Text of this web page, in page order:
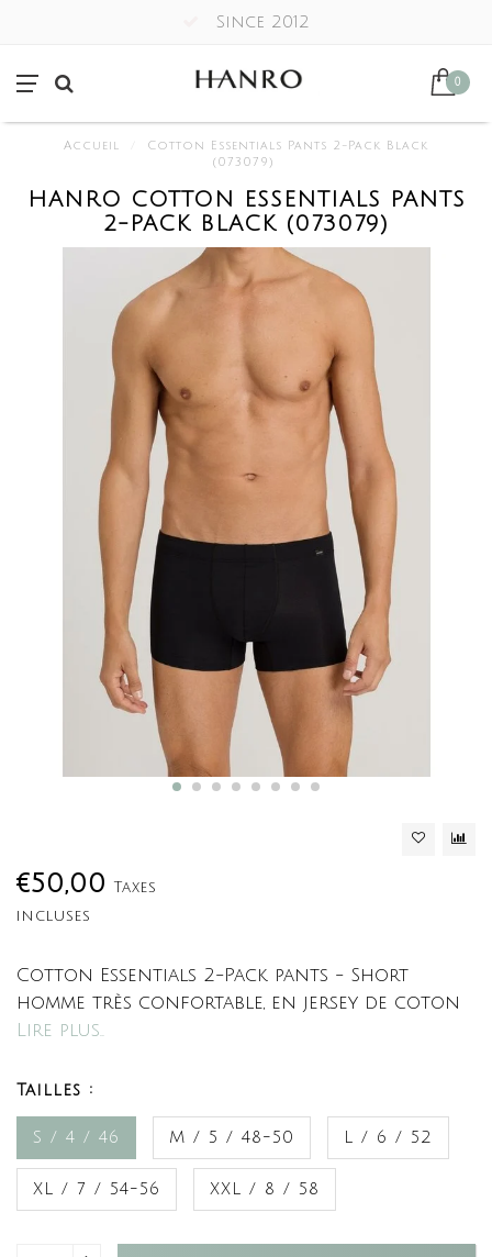
Since 2012
0
Accueil
Cotton Essentials Pants 2-Pack Black
(073079)
HANRO COTTON ESSENTIALS PANTS
2-PACK BLACK (073079)
€50,00 Taxes
incluses
Cotton Essentials 2-Pack pants - Short
homme très confortable, en jersey de coton
Lire plus..
Tailles :
S / 4 / 46 M / 5 / 48-50 L / 6 / 52
XL / 7 / 54-56 XXL / 8 / 58